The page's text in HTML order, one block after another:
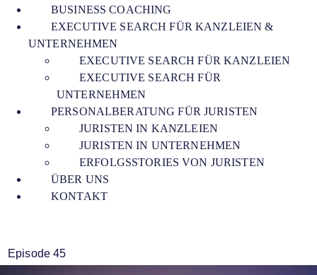
BUSINESS COACHING
EXECUTIVE SEARCH FÜR KANZLEIEN &
UNTERNEHMEN
EXECUTIVE SEARCH FÜR KANZLEIEN
EXECUTIVE SEARCH FÜR
UNTERNEHMEN
PERSONALBERATUNG FÜR JURISTEN
JURISTEN IN KANZLEIEN
JURISTEN IN UNTERNEHMEN
ERFOLGSSTORIES VON JURISTEN
ÜBER UNS
KONTAKT
Episode 45